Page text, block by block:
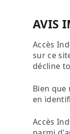
AVIS
Accès
sur ce
décline
Bien que
en
Accès